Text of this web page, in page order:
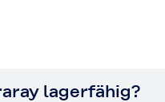
lagerfähig?